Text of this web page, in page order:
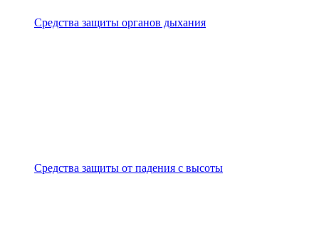
Средства защиты органов дыхания
Средства защиты от падения с высоты